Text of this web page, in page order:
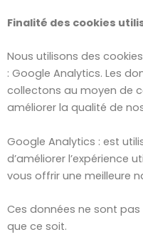
Finalité des cookies
Nous utilisons des
: Google Analytics. Les
collectons au moyen de
améliorer la qualité de
Google Analytics : est
d’améliorer l’expérience
vous offrir une meilleure
Ces données ne sont
que ce soit.